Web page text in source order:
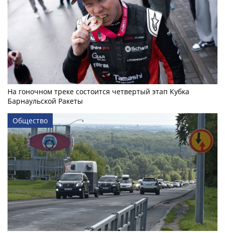
На гоночном треке состоится четвертый этап Кубка
Барнаульской Ракеты
Общество